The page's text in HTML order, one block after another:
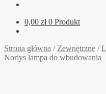
0,00 zł 0 Produkt
Strona główna / Zewnętrzne /
Norlys lampa do wbudowania